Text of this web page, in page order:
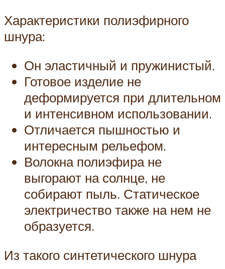
Характеристики полиэфирного
шнура:
Он эластичный и пружинистый.
Готовое изделие не
деформируется при длительном
и интенсивном использовании.
Отличается пышностью и
интересным рельефом.
Волокна полиэфира не
выгорают на солнце, не
собирают пыль. Статическое
электричество также на нем не
образуется.
Из такого синтетического шнура